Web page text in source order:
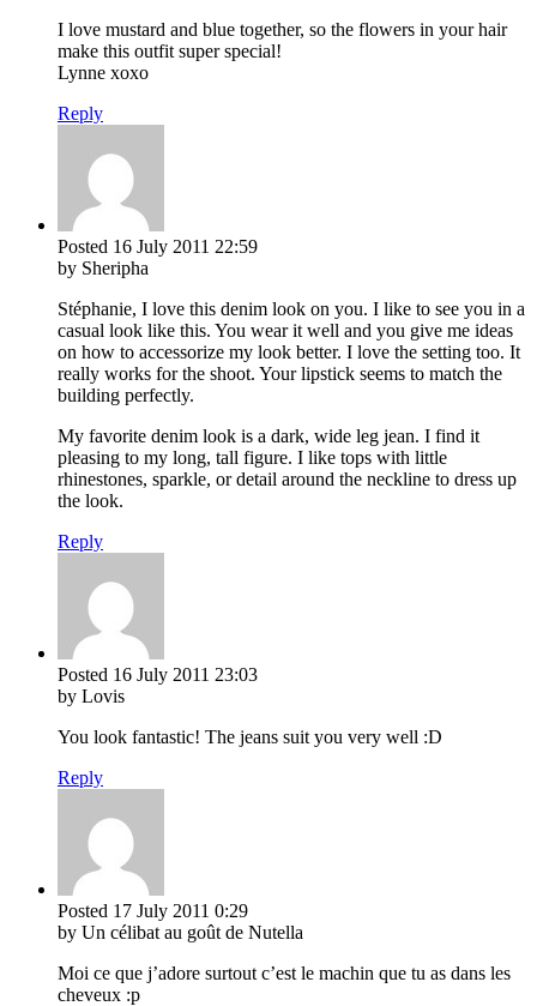
I love mustard and blue together, so the flowers in your hair
make this outfit super special!
Lynne xoxo
Reply
Posted 16 July 2011 22:59
by Sheripha
Stéphanie, I love this denim look on you. I like to see you in a
casual look like this. You wear it well and you give me ideas
on how to accessorize my look better. I love the setting too. It
really works for the shoot. Your lipstick seems to match the
building perfectly.
My favorite denim look is a dark, wide leg jean. I find it
pleasing to my long, tall figure. I like tops with little
rhinestones, sparkle, or detail around the neckline to dress up
the look.
Reply
Posted 16 July 2011 23:03
by Lovis
You look fantastic! The jeans suit you very well :D
Reply
Posted 17 July 2011 0:29
by Un célibat au goût de Nutella
Moi ce que j’adore surtout c’est le machin que tu as dans les
cheveux :p